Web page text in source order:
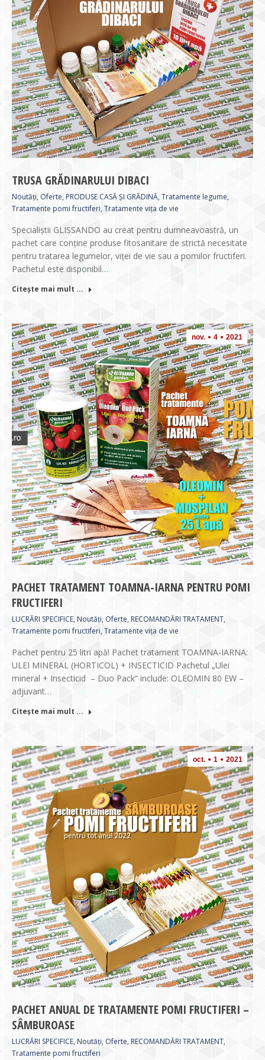
TRUSA GRĂDINARULUI DIBACI
Noutăți, Oferte, PRODUSE CASĂ ȘI GRĂDINĂ,Tratamente legume,
Tratamente pomi fructiferi, Tratamente vița de vie
Specialiștii GLISSANDO au creat pentru dumneavoastră, un
pachet care conține produse fitosanitare de strictă necesitate
pentru tratarea legumelor, viței de vie sau a pomilor fructiferi.
Pachetul este disponibil…
Citește mai mult ...
nov. 4 2021
PACHET TRATAMENT TOAMNA-IARNA PENTRU POMI
FRUCTIFERI
LUCRĂRI SPECIFICE,Noutăți, Oferte, RECOMANDĂRI TRATAMENT,
Tratamente pomi fructiferi, Tratamente vița de vie
Pachet pentru 25 litri apă! Pachet tratament TOAMNA-IARNA:
ULEI MINERAL (HORTICOL) + INSECTICID Pachetul „Ulei
mineral + Insecticid – Duo Pack“ include: OLEOMIN 80 EW –
adjuvant…
Citește mai mult ...
oct. 1 2021
PACHET ANUAL DE TRATAMENTE POMI FRUCTIFERI –
SÂMBUROASE
LUCRĂRI SPECIFICE,Noutăți, Oferte, RECOMANDĂRI TRATAMENT,
Tratamente pomi fructiferi